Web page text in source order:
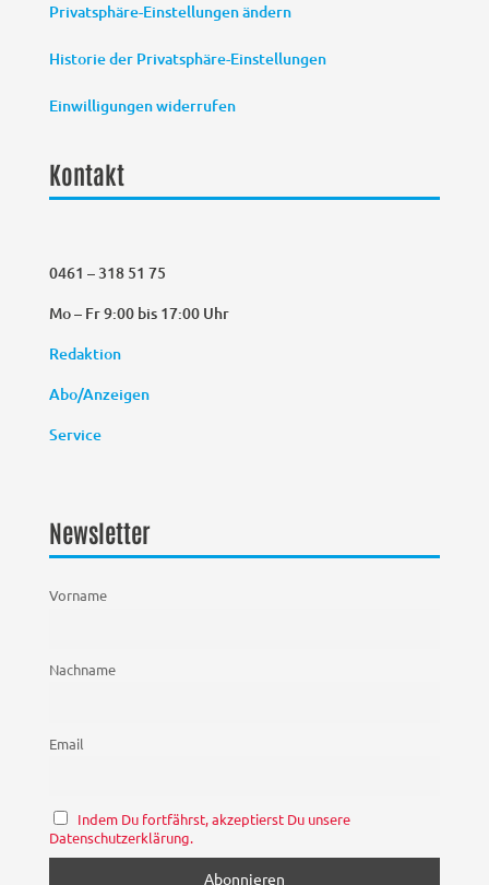
Privatsphäre-Einstellungen ändern
Historie der Privatsphäre-Einstellungen
Einwilligungen widerrufen
Kontakt
0461 – 318 51 75
Mo – Fr 9:00 bis 17:00 Uhr
Redaktion
Abo/Anzeigen
Service
Newsletter
Vorname
Nachname
Email
Indem Du fortfährst, akzeptierst Du unsere
Datenschutzerklärung.